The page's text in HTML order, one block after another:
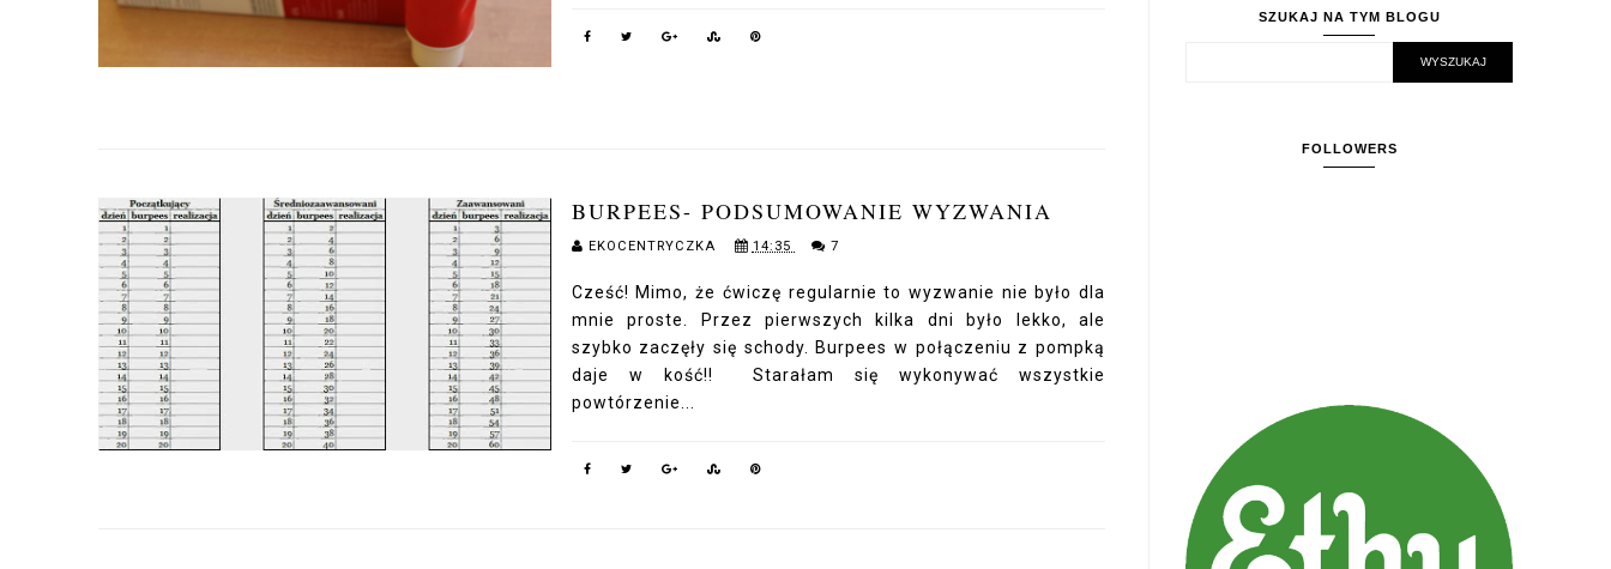
BURPEES- PODSUMOWANIE WYZWANIA
EKOCENTRYCZKA 14:35 7
Cześć! Mimo, że ćwiczę regularnie to wyzwanie nie było dla
mnie proste. Przez pierwszych kilka dni było lekko, ale
szybko zaczęły się schody. Burpees w połączeniu z pompką
daje w kość!! Starałam się wykonywać wszystkie
powtórzenie...
SZUKAJ NA TYM BLOGU
FOLLOWERS